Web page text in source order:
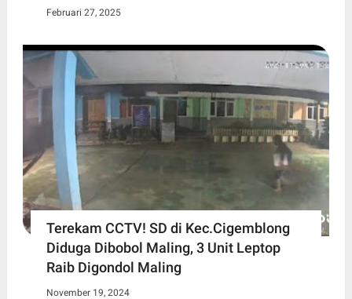
Februari 27, 2025
Terekam CCTV! SD di Kec.Cigemblong
Diduga Dibobol Maling, 3 Unit Leptop
Raib Digondol Maling
November 19, 2024